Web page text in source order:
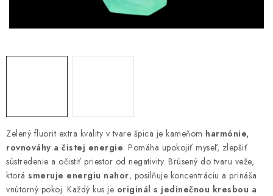
Doprava a platba
Certifikáty
Používanie súborov Cookies
Bonusový program
Zelený fluorit extra kvality v tvare špica je kameňom harmónie,
rovnováhy a čistej energie. Pomáha upokojiť myseľ, zlepšiť
sústredenie a očistiť priestor od negativity. Brúsený do tvaru veže,
ktorá smeruje energiu nahor, posilňuje koncentráciu a prináša
vnútorný pokoj. Každý kus je originál s jedinečnou kresbou a